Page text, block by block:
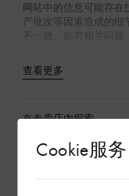
Cookie服务
网站中的信息可能存在
产批次等因素造成的
不一致。如有相关问题
查看更多
在专卖店内探索
配送 & 退货